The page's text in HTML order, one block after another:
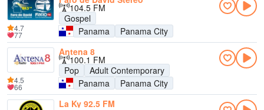
104.5 FM
Gospel
Panama
Panama City
4.7
77
Antena 8
100.1 FM
Pop
Adult Contemporary
Panama
Panama City
4.5
66
La Ky 92.5 FM